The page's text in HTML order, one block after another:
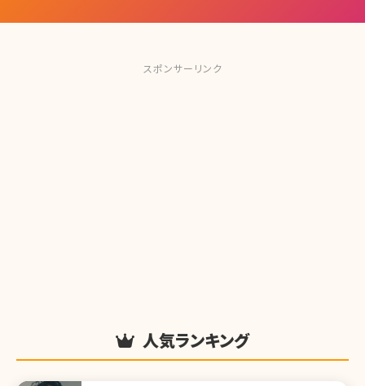
スポンサーリンク
人気ランキング